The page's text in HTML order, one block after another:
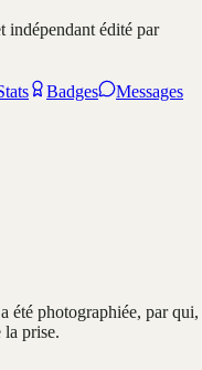
indépendant édité par
Badges
Messages
été photographiée, par qui,
prise.